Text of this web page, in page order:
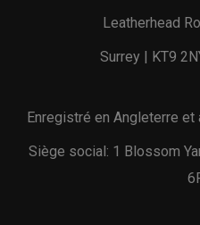
Leatherhead
Surrey | KT9
Enregistré en Angleterre
Siège social: 1 Blossom